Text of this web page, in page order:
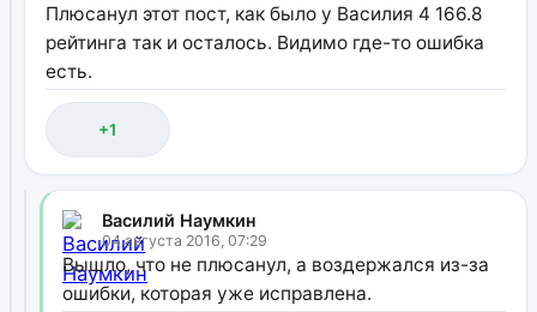
Плюсанул этот пост, как было у Василия 4 166.8
рейтинга так и осталось. Видимо где-то ошибка
есть.
+1
Василий Наумкин
04 августа 2016, 07:29
Вышло, что не плюсанул, а воздержался из-за
ошибки, которая уже исправлена.